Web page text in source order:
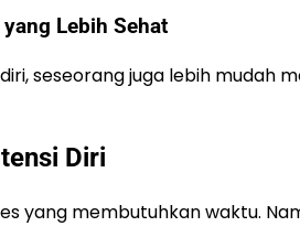
Lebih Sehat
seseorang juga lebih
Diri
yang membutuhkan waktu.